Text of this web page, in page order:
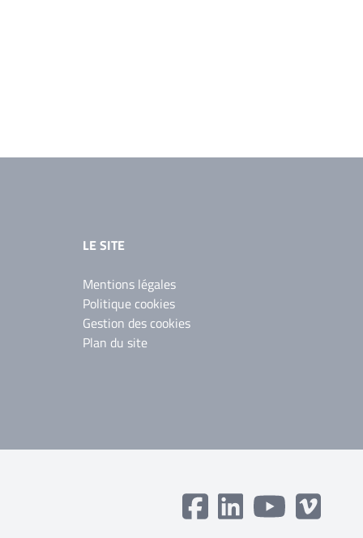
LE SITE
Mentions légales
Politique cookies
Gestion des cookies
Plan du site